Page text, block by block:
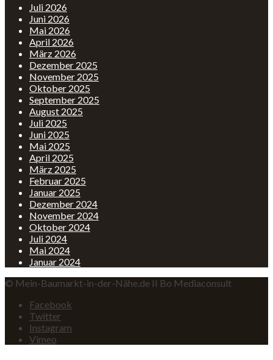
Juli 2026
Juni 2026
Mai 2026
April 2026
März 2026
Dezember 2025
November 2025
Oktober 2025
September 2025
August 2025
Juli 2025
Juni 2025
Mai 2025
April 2025
März 2025
Februar 2025
Januar 2025
Dezember 2024
November 2024
Oktober 2024
Juli 2024
Mai 2024
Januar 2024
© Mein-Baumarkt-in-der-Nähe.de II Bo Mediaconsult
Facebook
Twitter
Instagram
Vimeo